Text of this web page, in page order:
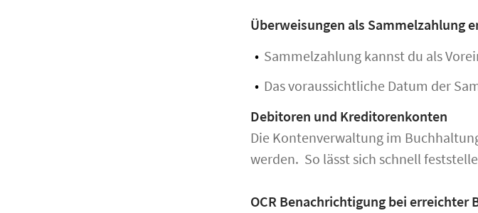
Überweisungen als Sammelzahlung
Sammelzahlung kannst du als
Das voraussichtliche Datum der
Debitoren und Kreditorenkonten
Die Kontenverwaltung im
werden. So lässt sich schnell
OCR Benachrichtigung bei erreichter